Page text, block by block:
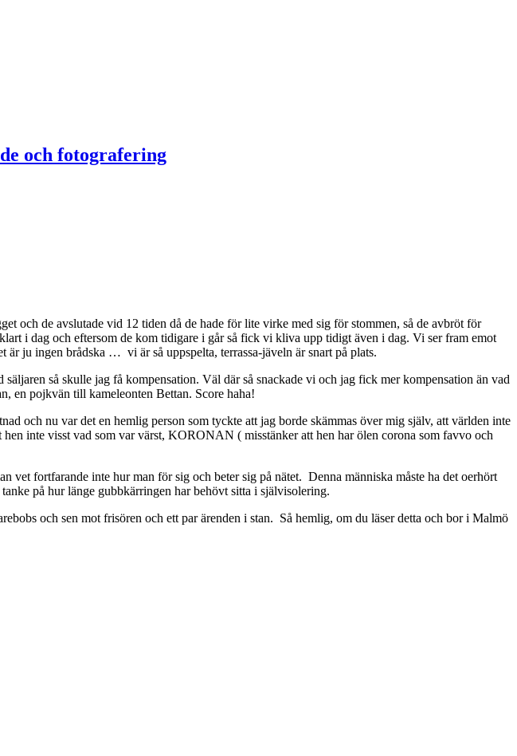
och de avslutade vid 12 tiden då de hade för lite virke med sig för stommen, så de avbröt för
i dag och eftersom de kom tidigare i går så fick vi kliva upp tidigt även i dag. Vi ser fram emot
är ju ingen brådska … vi är så uppspelta, terrassa-jäveln är snart på plats.
så skulle jag få kompensation. Väl där så snackade vi och jag fick mer kompensation än vad
en pojkvän till kameleonten Bettan. Score haha!
och nu var det en hemlig person som tyckte att jag borde skämmas över mig själv, att världen inte
inte visst vad som var värst, KORONAN ( misstänker att hen har ölen corona som favvo och
fortfarande inte hur man för sig och beter sig på nätet. Denna människa måste ha det oerhört
på hur länge gubbkärringen har behövt sitta i självisolering.
och sen mot frisören och ett par ärenden i stan. Så hemlig, om du läser detta och bor i Malmö